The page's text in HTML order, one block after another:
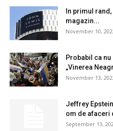
In primul
magazin...
November 10,
Probabil ca
„Vinerea
November 13,
Jeffrey
om de afaceri
September 13,